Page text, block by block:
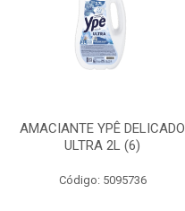
AMACIANTE YPÊ DELICADO
ULTRA 2L (6)
Código: 5095736